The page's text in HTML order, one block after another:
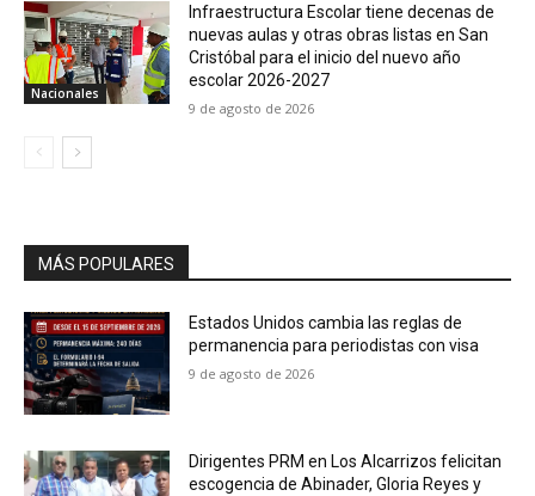
Nacionales
Infraestructura Escolar tiene decenas de
nuevas aulas y otras obras listas en San
Cristóbal para el inicio del nuevo año
escolar 2026-2027
9 de agosto de 2026
MÁS POPULARES
Estados Unidos cambia las reglas de
permanencia para periodistas con visa
9 de agosto de 2026
Dirigentes PRM en Los Alcarrizos felicitan
escogencia de Abinader, Gloria Reyes y